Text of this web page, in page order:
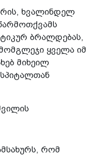
ხვალინდელ
ბრალდებას,
ყველა იმ
მიხეილ
რომ